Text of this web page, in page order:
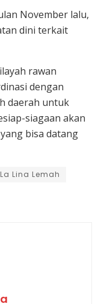
November lalu,
dini terkait
rawan
dengan
daerah untuk
siagaan akan
bisa datang
La Lina Lemah